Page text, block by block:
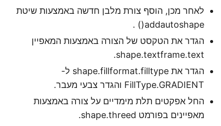
לאחר מכן, הוסף צורת מלבן חדשה באמצעות שיטת
addautoshape() .
הגדר את הטקסט של הצורה באמצעות המאפיין
shape.textframe.text.
הגדר את shape.fillformat.filltype ל-
FillType.GRADIENT והגדר צבעי מעבר.
החל אפקטים תלת מימדיים על צורה באמצעות
מאפיינים בפורמט shape.threed.